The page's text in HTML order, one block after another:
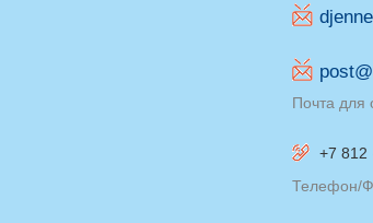
Почта для
+7 812
Телефон/